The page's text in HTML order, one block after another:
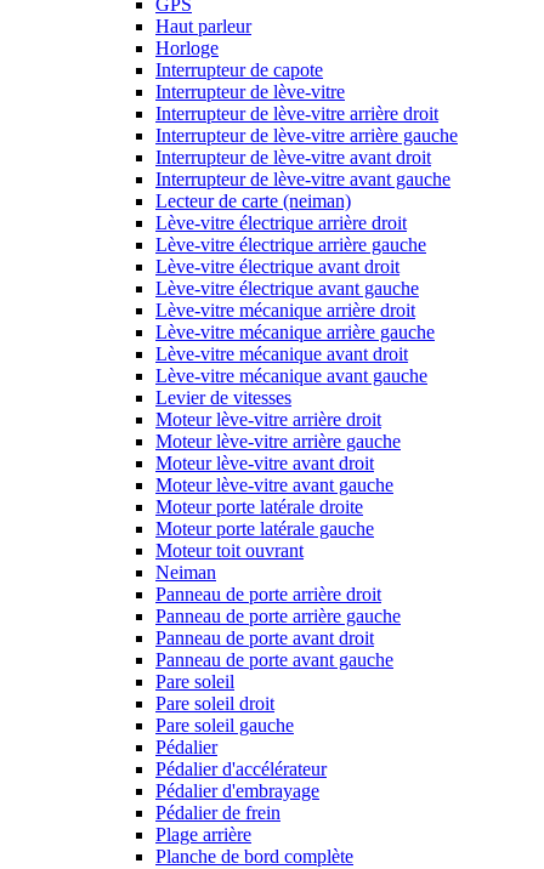
GPS
Haut parleur
Horloge
Interrupteur de capote
Interrupteur de lève-vitre
Interrupteur de lève-vitre arrière droit
Interrupteur de lève-vitre arrière gauche
Interrupteur de lève-vitre avant droit
Interrupteur de lève-vitre avant gauche
Lecteur de carte (neiman)
Lève-vitre électrique arrière droit
Lève-vitre électrique arrière gauche
Lève-vitre électrique avant droit
Lève-vitre électrique avant gauche
Lève-vitre mécanique arrière droit
Lève-vitre mécanique arrière gauche
Lève-vitre mécanique avant droit
Lève-vitre mécanique avant gauche
Levier de vitesses
Moteur lève-vitre arrière droit
Moteur lève-vitre arrière gauche
Moteur lève-vitre avant droit
Moteur lève-vitre avant gauche
Moteur porte latérale droite
Moteur porte latérale gauche
Moteur toit ouvrant
Neiman
Panneau de porte arrière droit
Panneau de porte arrière gauche
Panneau de porte avant droit
Panneau de porte avant gauche
Pare soleil
Pare soleil droit
Pare soleil gauche
Pédalier
Pédalier d'accélérateur
Pédalier d'embrayage
Pédalier de frein
Plage arrière
Planche de bord complète